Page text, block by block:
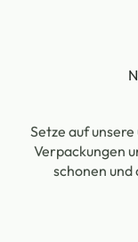
Setze auf
Verpackungen
schonen